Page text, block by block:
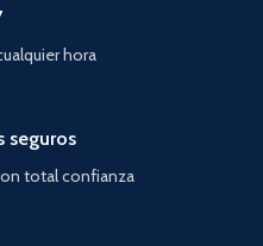
hora
seguros
total confianza